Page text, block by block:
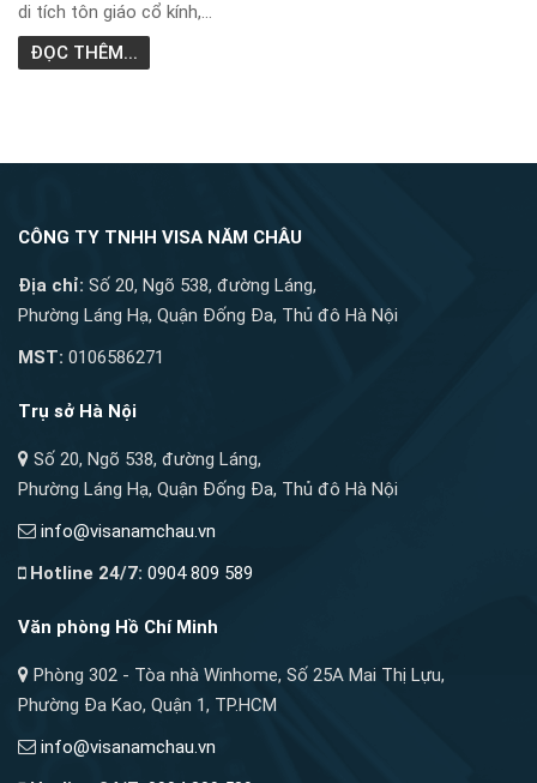
di tích tôn giáo cổ kính,...
ĐỌC THÊM...
CÔNG TY TNHH VISA NĂM CHÂU
Địa chỉ: Số 20, Ngõ 538, đường Láng,
Phường Láng Hạ, Quận Đống Đa, Thủ đô Hà Nội
MST: 0106586271
Trụ sở Hà Nội
Số 20, Ngõ 538, đường Láng,
Phường Láng Hạ, Quận Đống Đa, Thủ đô Hà Nội
info@visanamchau.vn
Hotline 24/7: 0904 809 589
Văn phòng Hồ Chí Minh
Phòng 302 - Tòa nhà Winhome, Số 25A Mai Thị Lựu,
Phường Đa Kao, Quận 1, TP.HCM
info@visanamchau.vn